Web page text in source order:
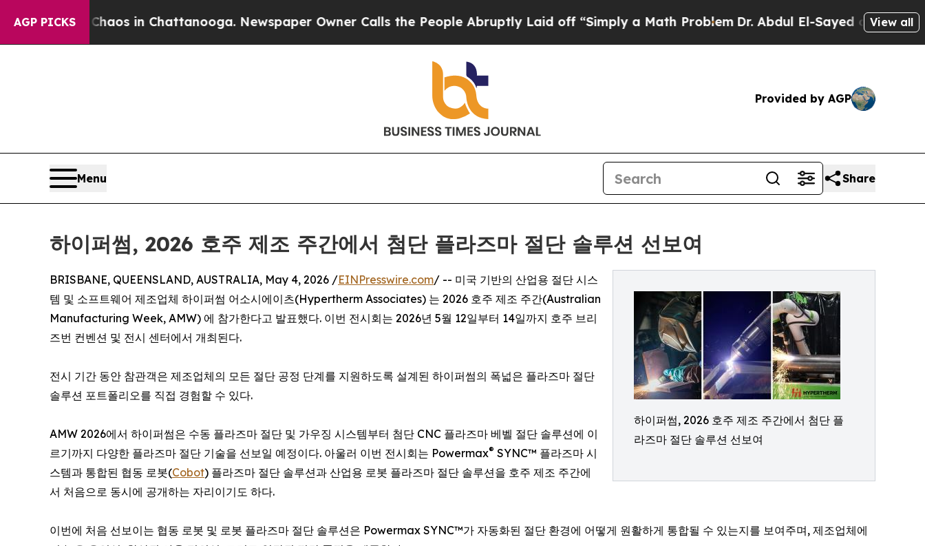
AGP PICKS
Chaos in Chattanooga. Newspaper Owner Calls the People Abruptly Laid off “Simply a Math Problem Dr. Abdul El-Sayed on HistoricView all
Provided by AGP
Menu Share
하이퍼썸, 2026 호주 제조 주간에서 첨단 플라즈마 절단 솔루션 선보여
하이퍼썸, 2026 호주 제조 주간에서 첨단 플
라즈마 절단 솔루션 선보여
BRISBANE, QUEENSLAND, AUSTRALIA, May 4, 2026 /EINPresswire.com/ -- 미국 기반의 산업용 절단 시스
템 및 소프트웨어 제조업체 하이퍼썸 어소시에이츠(Hypertherm Associates) 는 2026 호주 제조 주간(Australian
Manufacturing Week, AMW) 에 참가한다고 발표했다. 이번 전시회는 2026년 5월 12일부터 14일까지 호주 브리
즈번 컨벤션 및 전시 센터에서 개최된다.
전시 기간 동안 참관객은 제조업체의 모든 절단 공정 단계를 지원하도록 설계된 하이퍼썸의 폭넓은 플라즈마 절단
솔루션 포트폴리오를 직접 경험할 수 있다.
AMW 2026에서 하이퍼썸은 수동 플라즈마 절단 및 가우징 시스템부터 첨단 CNC 플라즈마 베벨 절단 솔루션에 이
르기까지 다양한 플라즈마 절단 기술을 선보일 예정이다. 아울러 이번 전시회는 Powermax® SYNC™ 플라즈마 시
스템과 통합된 협동 로봇(Cobot) 플라즈마 절단 솔루션과 산업용 로봇 플라즈마 절단 솔루션을 호주 제조 주간에
서 처음으로 동시에 공개하는 자리이기도 하다.
이번에 처음 선보이는 협동 로봇 및 로봇 플라즈마 절단 솔루션은 Powermax SYNC™가 자동화된 절단 환경에 어떻게 원활하게 통합될 수 있는지를 보여주며, 제조업체에